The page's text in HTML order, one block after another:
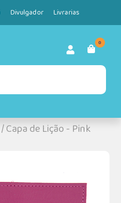
Divulgador Livrarias
0
/Capa de Lição - Pink